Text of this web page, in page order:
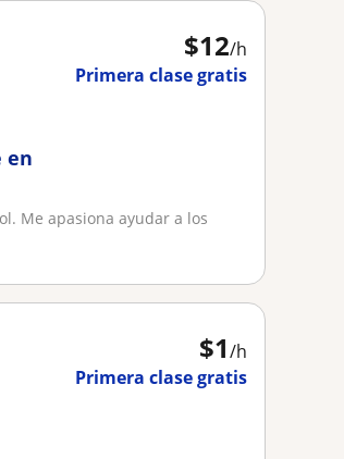
$12/h
Primera clase gratis
en
Me apasiona ayudar a los
$1/h
Primera clase gratis